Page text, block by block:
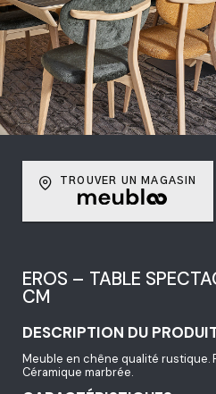
TROUVER UN MAGASIN
EROS – TABLE
CM
DESCRIPTION DU
Meuble en chêne qualité rustique.
Céramique marbrée.